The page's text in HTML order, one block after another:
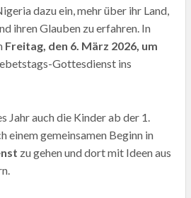
dazu ein, mehr über ihr Land,
ihren Glauben zu erfahren. In
Freitag, den 6. März 2026, um
Gottesdienst ins
Jahr auch die Kinder ab der 1.
einem gemeinsamen Beginn in
zu gehen und dort mit Ideen aus